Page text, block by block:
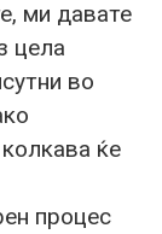
ми давате
цела
во
ќе
процес